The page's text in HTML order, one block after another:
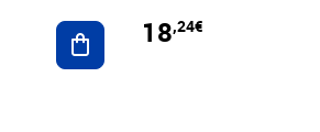
Ajouter au panier
18,24€